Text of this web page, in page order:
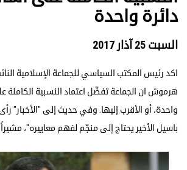
دائرة واحدة
السبت 25 آذار 2017
اكد رئيس المكتب السياسي للجماعة الإسلامية
هرموش ان الجماعة تفضّل اعتماد النسبية الكاملة
واحدة، أو الأقرب إليها. وفي حديث إلى "الأخبار"
باسيل الأخير يحتاج إلى منجّم لفهم معاييره"، مشيراً